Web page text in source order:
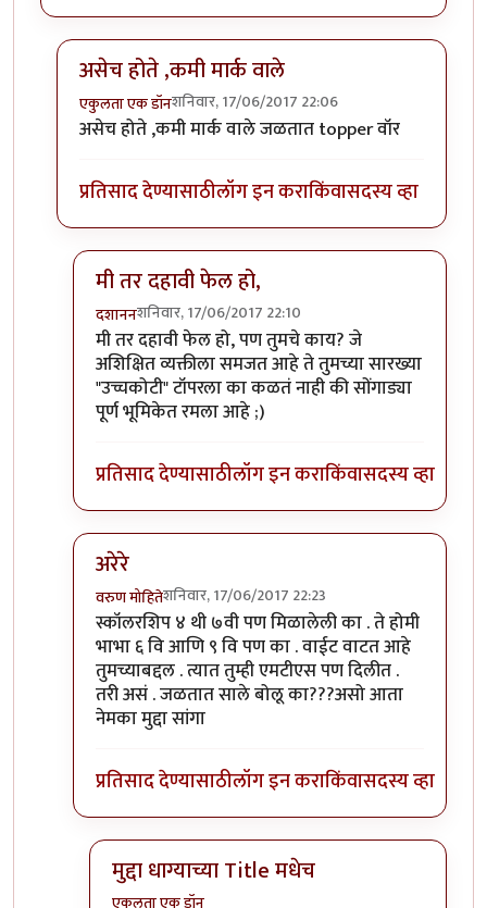
असेच होते ,कमी मार्क वाले
एकुलता एक डॉनशनिवार, 17/06/2017 22:06
In reply toअसले फालतू धागे जागा आणिbyदशानन
असेच होते ,कमी मार्क वाले जळतात topper वॉर
प्रतिसाद देण्यासाठीलॉग इन कराकिंवासदस्य व्हा
मी तर दहावी फेल हो,
दशाननशनिवार, 17/06/2017 22:10
In reply toअसेच होते ,कमी मार्क वालेby
मी तर दहावी फेल हो, पण तुमचे काय? जे
अशिक्षित व्यक्तीला समजत आहे ते तुमच्या सारख्या
"उच्चकोटी" टॉपरला का कळतं नाही की सोंगाड्या
पूर्ण भूमिकेत रमला आहे ;)
प्रतिसाद देण्यासाठीलॉग इन कराकिंवासदस्य व्हा
अरेरे
वरुण मोहितेशनिवार, 17/06/2017 22:23
In reply toअसेच होते ,कमी मार्क वालेbyएकुलता एक
स्कॉलरशिप ४ थी ७वी पण मिळालेली का . ते होमी
भाभा ६ वि आणि ९ वि पण का . वाईट वाटत आहे
तुमच्याबद्दल . त्यात तुम्ही एमटीएस पण दिलीत .
तरी असं . जळतात साले बोलू का???असो आता
नेमका मुद्दा सांगा
प्रतिसाद देण्यासाठीलॉग इन कराकिंवासदस्य व्हा
मुद्दा धाग्याच्या Title मधेच